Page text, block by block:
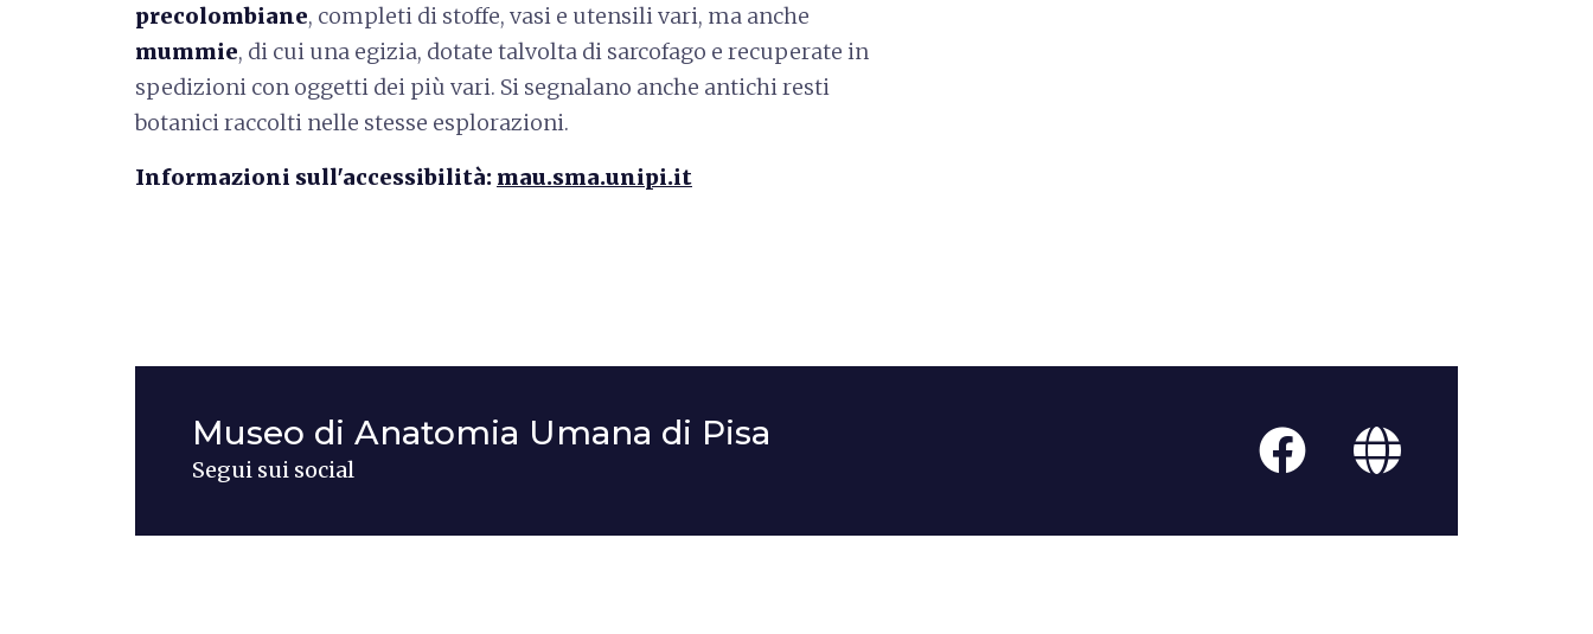
precolombiane, completi di stoffe, vasi e utensili vari, ma anche
mummie, di cui una egizia, dotate talvolta di sarcofago e recuperate in
spedizioni con oggetti dei più vari. Si segnalano anche antichi resti
botanici raccolti nelle stesse esplorazioni.
Informazioni sull'accessibilità: mau.sma.unipi.it
Museo di Anatomia Umana di Pisa
Segui sui social